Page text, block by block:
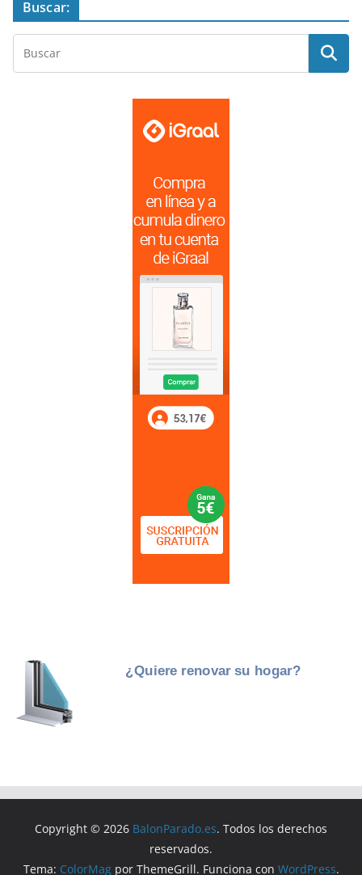
Buscar:
Copyright © 2026 BalonParado.es. Todos los derechos
reservados.
Tema: ColorMagpor ThemeGrill. Funciona con WordPress.